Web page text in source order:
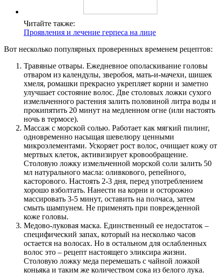
Читайте также:
Проявления и лечение герпеса на лице
Вот несколько популярных проверенных временем рецептов:
Травяные отвары. Ежедневное ополаскивание головы
отваром из календулы, зверобоя, мать-и-мачехи, шишек
хмеля, ромашки прекрасно укрепляет корни и заметно
улучшает состояние волос. Две столовых ложки сухого
измельченного растения залить половиной литра воды и
прокипятить 20 минут на медленном огне (или настоять
ночь в термосе).
Массаж с морской солью. Работает как мягкий пилинг,
одновременно насыщая шевелюру ценными
микроэлементами. Ускоряет рост волос, очищает кожу от
мертвых клеток, активизирует кровообращение.
Столовую ложку измельченной морской соли залить 50
мл натурального масла: оливкового, репейного,
касторового. Настоять 2-3 дня, перед употреблением
хорошо взболтать. Нанести на корни и осторожно
массировать 3-5 минут, оставить на полчаса, затем
смыть шампунем. Не применять при поврежденной
коже головы.
Медово-луковая маска. Единственный ее недостаток –
специфический запах, который на несколько часов
остается на волосах. Но в остальном для ослабленных
волос это – рецепт настоящего эликсира жизни.
Столовую ложку меда перемешать с чайной ложкой
коньяка и таким же количеством сока из белого лука.